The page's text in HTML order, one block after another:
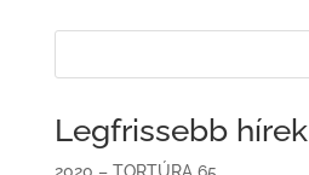
Legfrissebb hírek